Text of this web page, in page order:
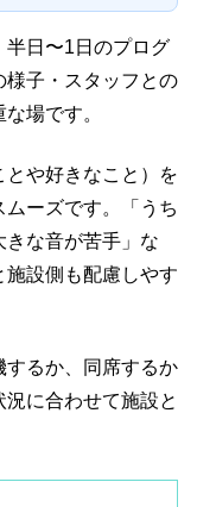
半日〜1日のプログ
様子・スタッフとの
場です。
や好きなこと）を
ーズです。「うち
な音が苦手」な
施設側も配慮しやす
するか、同席するか
に合わせて施設と